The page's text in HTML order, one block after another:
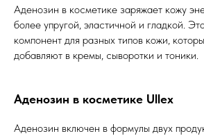
Аденозин в косметике заряжает кожу
более упругой, эластичной и гладкой.
компонент для разных типов кожи,
добавляют в кремы, сыворотки и тоники.
Аденозин в косметике Ullex
Аденозин включен в формулы двух